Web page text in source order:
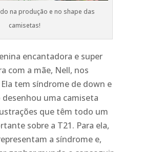
na produção e no shape das
camisetas!
encantadora e super
com a mãe, Nell, nos
tem síndrome de down e
uma camiseta
que têm todo um
sobre a T21. Para ela,
a síndrome e,